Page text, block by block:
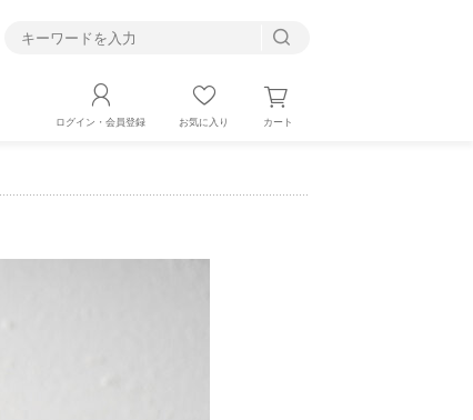
ログイン・会員登録 お気に入り カート